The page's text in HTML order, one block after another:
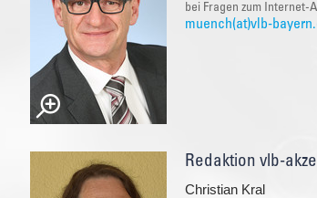
bei Fragen zum Internet-
muench(at)vlb-
Redaktion vlb-
Christian Kral